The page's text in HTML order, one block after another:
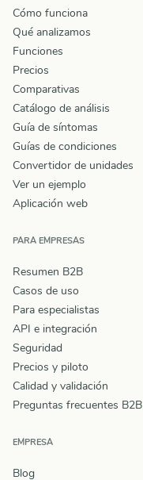
Cómo funciona
Qué analizamos
Funciones
Precios
Comparativas
Catálogo de análisis
Guía de síntomas
Guías de condiciones
Convertidor de unidades
Ver un ejemplo
Aplicación web
PARA EMPRESAS
Resumen B2B
Casos de uso
Para especialistas
API e integración
Seguridad
Precios y piloto
Calidad y validación
Preguntas frecuentes B2B
EMPRESA
Blog